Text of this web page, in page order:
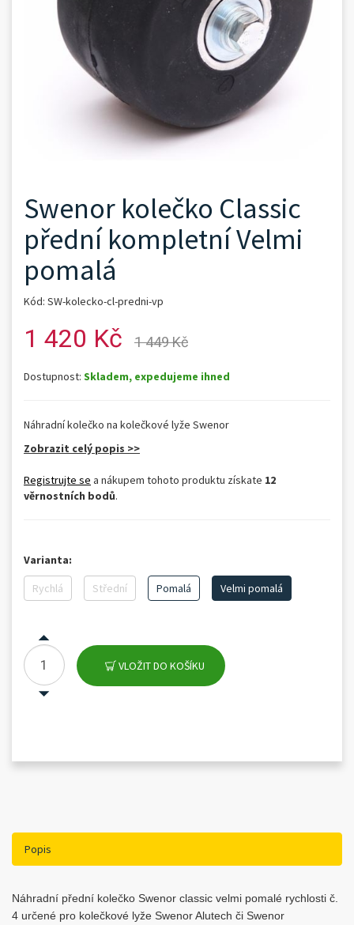
Swenor kolečko Classic
přední kompletní Velmi
pomalá
Kód: SW-kolecko-cl-predni-vp
1 420 Kč 1 449 Kč
Dostupnost: Skladem, expedujeme ihned
Náhradní kolečko na kolečkové lyže Swenor
Zobrazit celý popis >>
Registrujte se a nákupem tohoto produktu získate 12
věrnostních bodů.
Varianta:
Rychlá
Střední Pomalá Velmi pomalá
VLOŽIT DO KOŠÍKU
Popis
Náhradní přední kolečko Swenor classic velmi pomalé rychlosti č.
4 určené pro kolečkové lyže Swenor Alutech či Swenor